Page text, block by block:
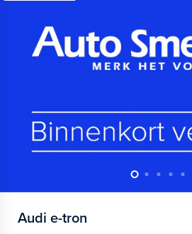
Audi e-tron